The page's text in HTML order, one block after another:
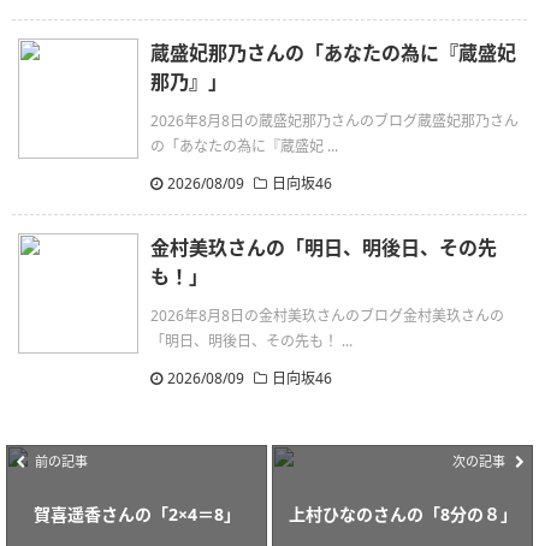
蔵盛妃那乃さんの「あなたの為に『蔵盛妃
那乃』」
2026年8月8日の蔵盛妃那乃さんのブログ蔵盛妃那乃さん
の「あなたの為に『蔵盛妃 ...
2026/08/09
日向坂46
金村美玖さんの「明日、明後日、その先
も！」
2026年8月8日の金村美玖さんのブログ金村美玖さんの
「明日、明後日、その先も！ ...
2026/08/09
日向坂46
前の記事
賀喜遥香さんの「2×4＝8」
次の記事
上村ひなのさんの「8分の８」